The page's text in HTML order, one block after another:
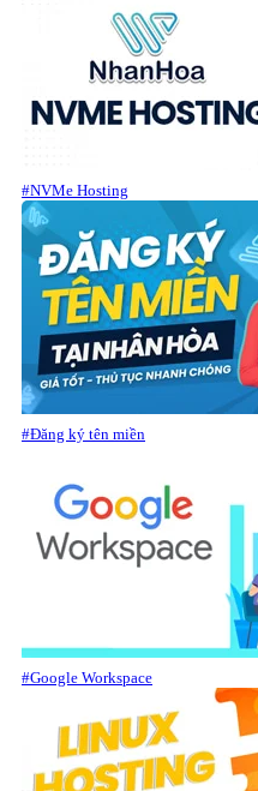
#NVMe Hosting
#Đăng ký tên miền
#Google Workspace